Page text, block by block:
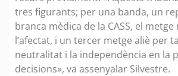
tres figurants; per una banda, un
branca mèdica de la CASS, el
l’afectat, i un tercer metge aliè per
neutralitat i la independència en la
decisions», va assenyalar Silvestre.